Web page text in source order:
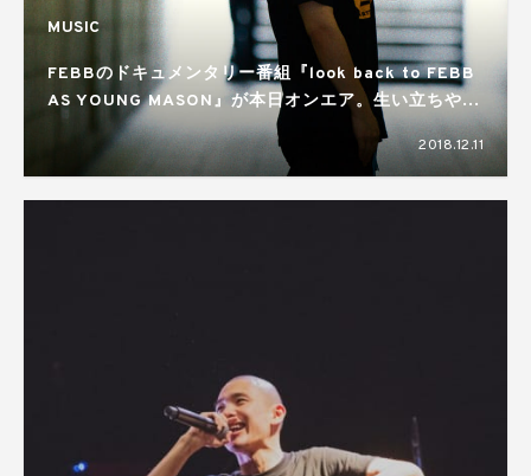
MUSIC
FEBBのドキュメンタリー番組『look back to FEBB
AS YOUNG MASON』が本日オンエア。生い立ちや音
楽活動を始めたきかっけ、その才能を振り返る
2018.12.11